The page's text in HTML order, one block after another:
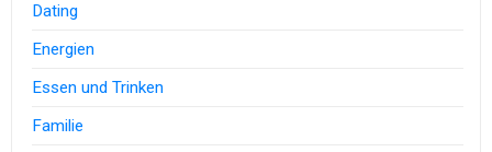
Dating
Energien
Essen und Trinken
Familie